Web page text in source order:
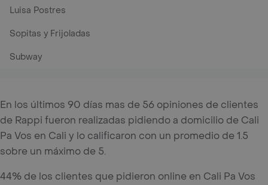
Luisa Postres
Sopitas y Frijoladas
Subway
En los últimos 90 días mas de 56 opiniones de clientes
de Rappi fueron realizadas pidiendo a domicilio de Cali
Pa Vos en Cali y lo calificaron con un promedio de 1.5
sobre un máximo de 5.
44% de los clientes que pidieron online en Cali Pa Vos